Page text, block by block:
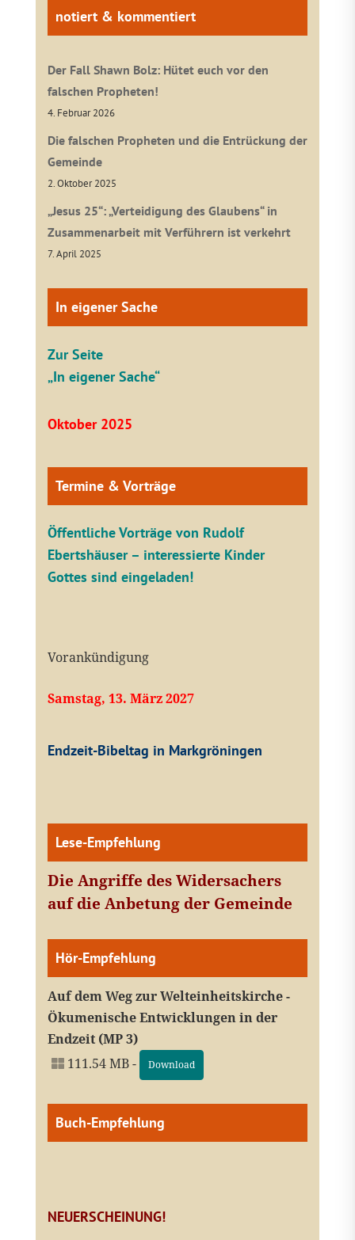
notiert & kommentiert
Der Fall Shawn Bolz: Hütet euch vor den
falschen Propheten!
4. Februar 2026
Die falschen Propheten und die Entrückung der
Gemeinde
2. Oktober 2025
„Jesus 25“: „Verteidigung des Glaubens“ in
Zusammenarbeit mit Verführern ist verkehrt
7. April 2025
In eigener Sache
Zur Seite
„In eigener Sache“
Oktober 2025
Termine & Vorträge
Öffentliche Vorträge von Rudolf
Ebertshäuser – interessierte Kinder
Gottes sind eingeladen!
Vorankündigung
Samstag, 13. März 2027
Endzeit-Bibeltag in Markgröningen
Lese-Empfehlung
Die Angriffe des Widersachers
auf die Anbetung der Gemeinde
Hör-Empfehlung
Auf dem Weg zur Welteinheitskirche -
Ökumenische Entwicklungen in der
Endzeit (MP 3)
111.54 MB -
Download
Buch-Empfehlung
NEUERSCHEINUNG!